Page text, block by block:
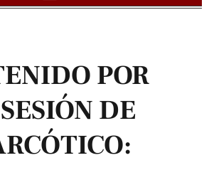
POR
DE